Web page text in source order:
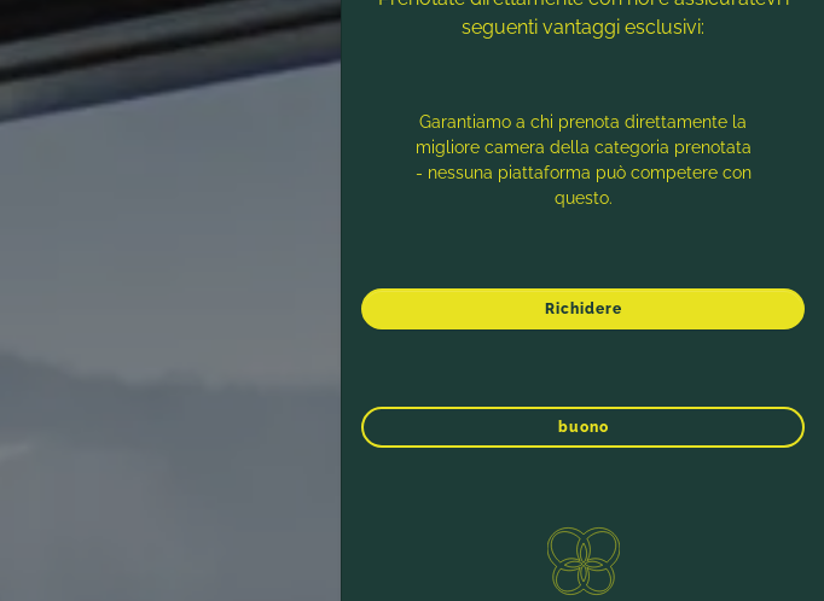
seguenti vantaggi esclusivi:
Garantiamo a chi prenota direttamente la
migliore camera della categoria prenotata
- nessuna piattaforma può competere con
questo.
Richidere
buono